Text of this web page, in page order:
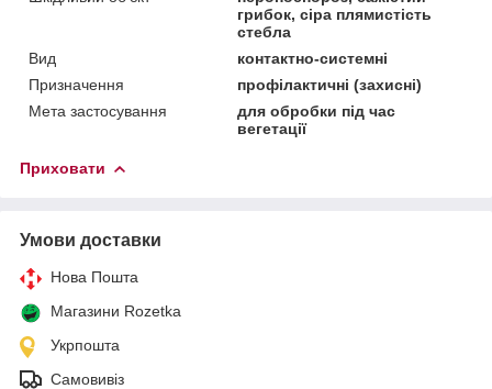
грибок, сіра плямистість
стебла
Вид
контактно-системні
Призначення
профілактичні (захисні)
Мета застосування
для обробки під час
вегетації
Приховати
Умови доставки
Нова Пошта
Магазини Rozetka
Укрпошта
Самовивіз